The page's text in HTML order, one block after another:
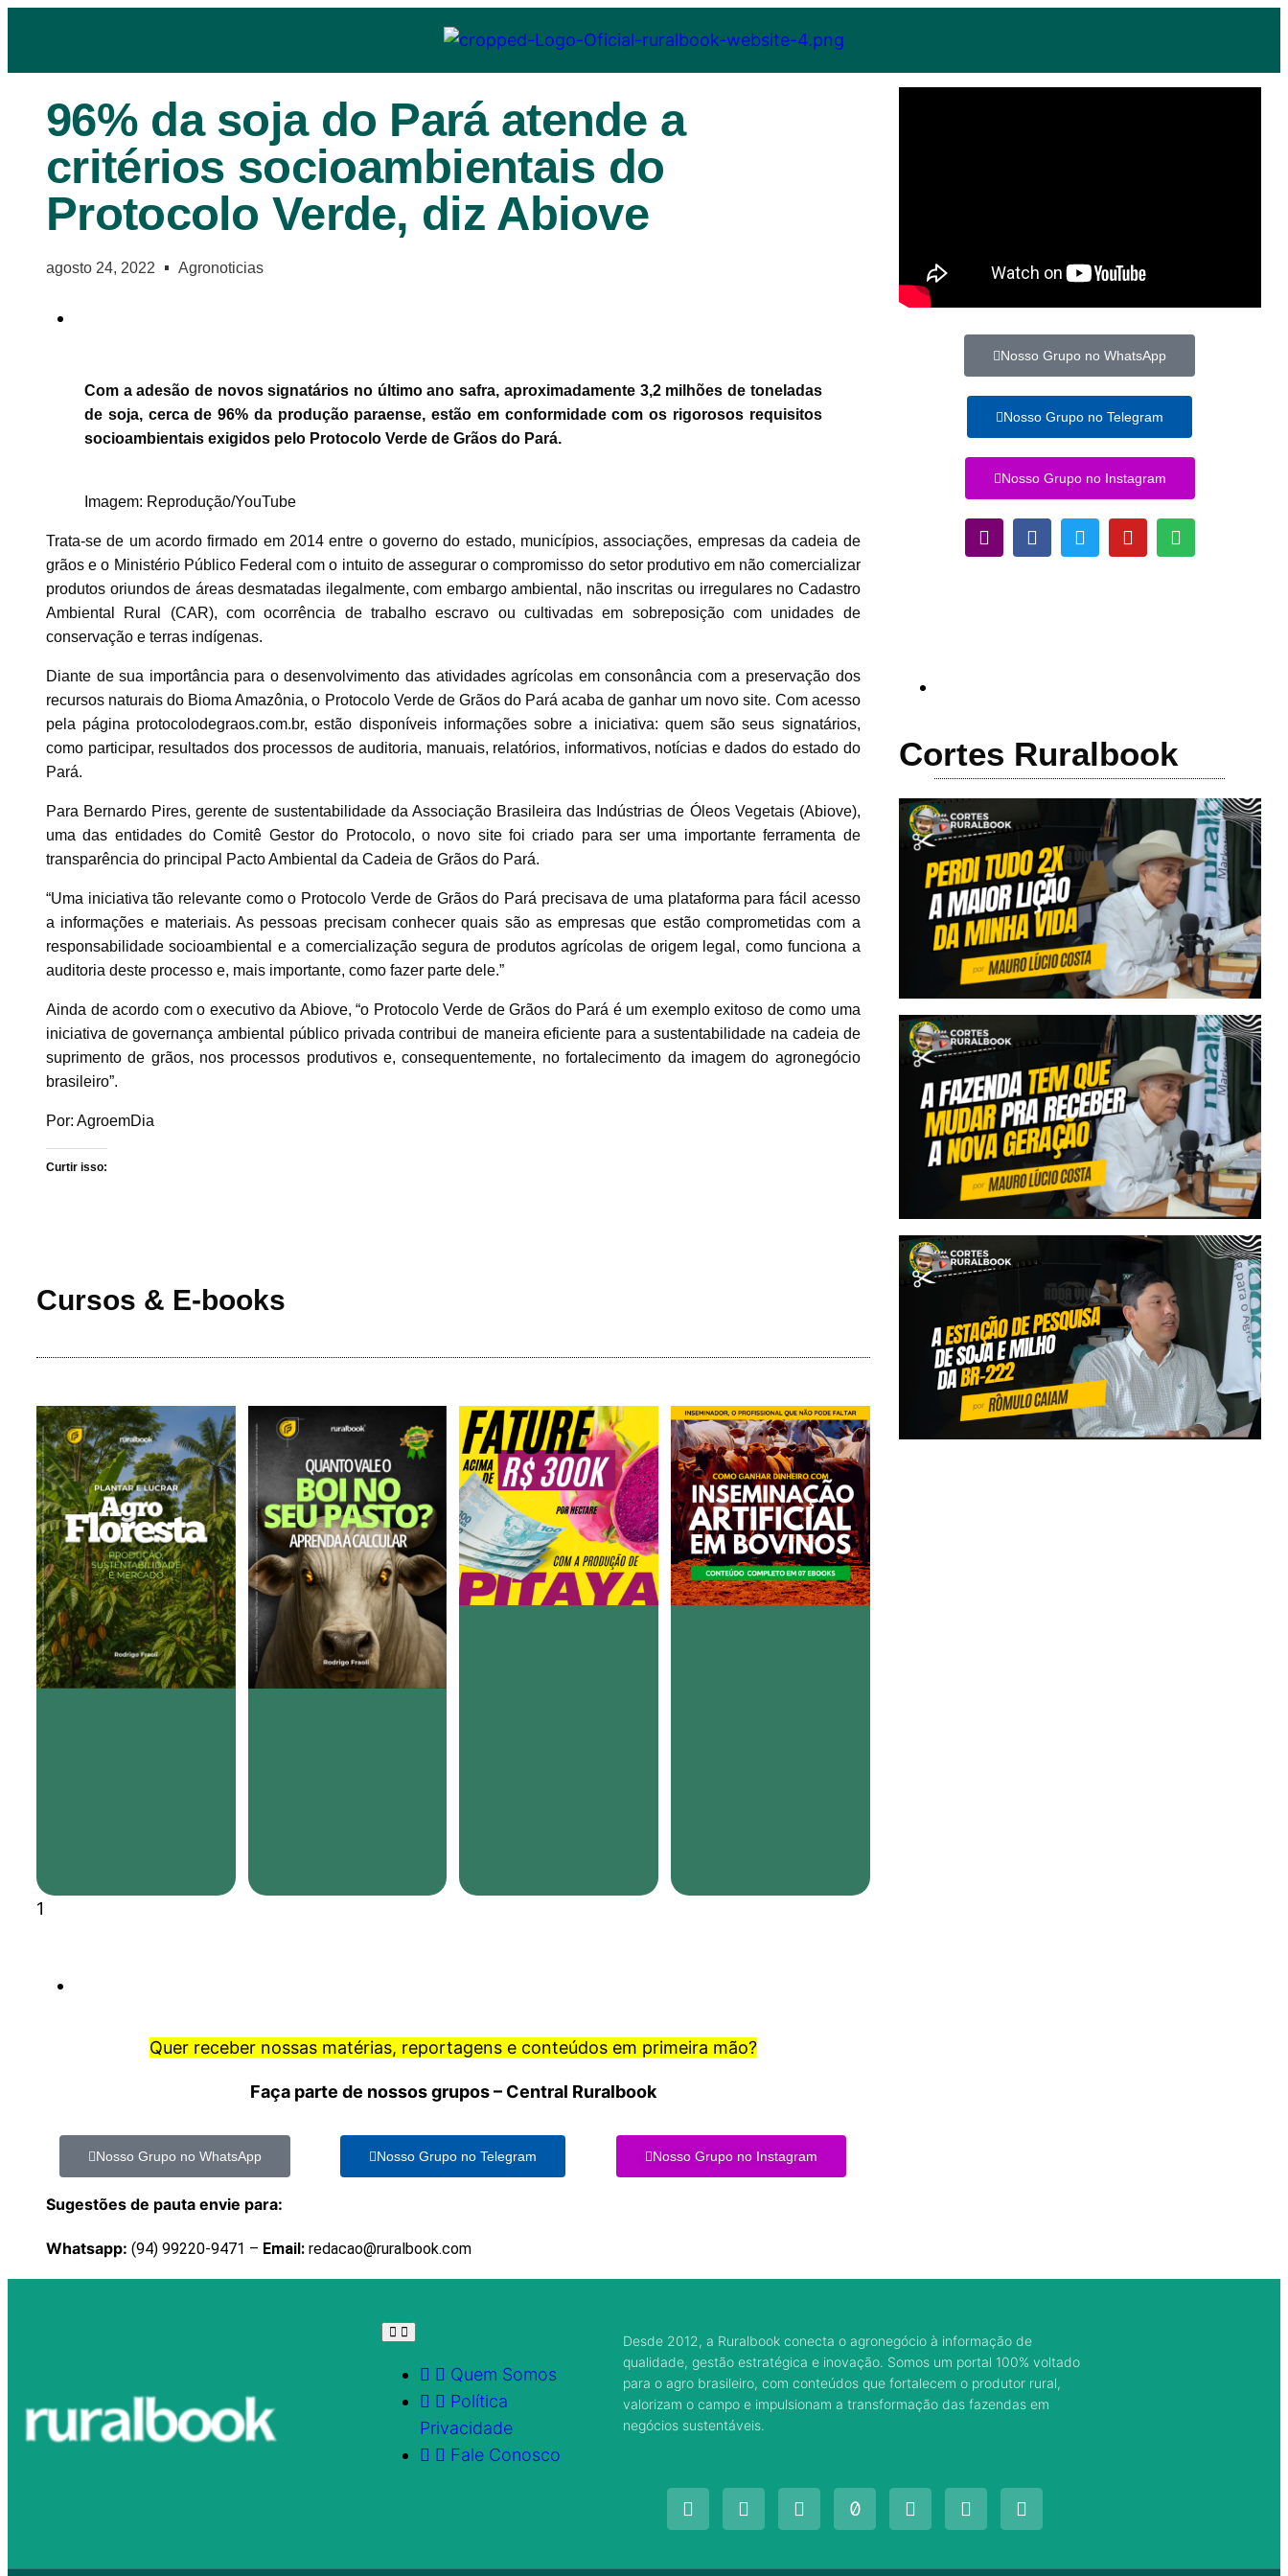
96% da soja do Pará atende a
critérios socioambientais do
Protocolo Verde, diz Abiove
agosto 24, 2022 Agronoticias
Com a adesão de novos signatários no último ano safra, aproximadamente 3,2 milhões de toneladas
de soja, cerca de 96% da produção paraense, estão em conformidade com os rigorosos requisitos
socioambientais exigidos pelo Protocolo Verde de Grãos do Pará.
Imagem: Reprodução/YouTube
Trata-se de um acordo firmado em 2014 entre o governo do estado, municípios, associações, empresas da cadeia de
grãos e o Ministério Público Federal com o intuito de assegurar o compromisso do setor produtivo em não comercializar
produtos oriundos de áreas desmatadas ilegalmente, com embargo ambiental, não inscritas ou irregulares no Cadastro
Ambiental Rural (CAR), com ocorrência de trabalho escravo ou cultivadas em sobreposição com unidades de
conservação e terras indígenas.
Diante de sua importância para o desenvolvimento das atividades agrícolas em consonância com a preservação dos
recursos naturais do Bioma Amazônia, o Protocolo Verde de Grãos do Pará acaba de ganhar um novo site. Com acesso
pela página protocolodegraos.com.br, estão disponíveis informações sobre a iniciativa: quem são seus signatários,
como participar, resultados dos processos de auditoria, manuais, relatórios, informativos, notícias e dados do estado do
Pará.
Para Bernardo Pires, gerente de sustentabilidade da Associação Brasileira das Indústrias de Óleos Vegetais (Abiove),
uma das entidades do Comitê Gestor do Protocolo, o novo site foi criado para ser uma importante ferramenta de
transparência do principal Pacto Ambiental da Cadeia de Grãos do Pará.
“Uma iniciativa tão relevante como o Protocolo Verde de Grãos do Pará precisava de uma plataforma para fácil acesso
a informações e materiais. As pessoas precisam conhecer quais são as empresas que estão comprometidas com a
responsabilidade socioambiental e a comercialização segura de produtos agrícolas de origem legal, como funciona a
auditoria deste processo e, mais importante, como fazer parte dele.”
Ainda de acordo com o executivo da Abiove, “o Protocolo Verde de Grãos do Pará é um exemplo exitoso de como uma
iniciativa de governança ambiental público privada contribui de maneira eficiente para a sustentabilidade na cadeia de
suprimento de grãos, nos processos produtivos e, consequentemente, no fortalecimento da imagem do agronegócio
brasileiro”.
Por: AgroemDia
Curtir isso:
Cursos & E-books
Quer receber nossas matérias, reportagens e conteúdos em primeira mão?
Faça parte de nossos grupos – Central Ruralbook
Nosso Grupo no WhatsApp Nosso Grupo no Telegram Nosso Grupo no Instagram
Sugestões de pauta envie para:
Whatsapp: (94) 99220-9471 – Email: redacao@ruralbook.com
Nosso Grupo no WhatsApp
Nosso Grupo no Telegram
Nosso Grupo no Instagram
Cortes Ruralbook
Quem Somos
Política
Privacidade
Fale Conosco
Desde 2012, a Ruralbook conecta o agronegócio à informação de
qualidade, gestão estratégica e inovação. Somos um portal 100% voltado
para o agro brasileiro, com conteúdos que fortalecem o produtor rural,
valorizam o campo e impulsionam a transformação das fazendas em
negócios sustentáveis.